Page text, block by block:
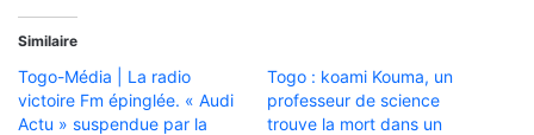
Similaire
Togo-Média | La radio
victoire Fm épinglée. « Audi
Actu » suspendue par la
Togo : koami Kouma, un
professeur de science
trouve la mort dans un